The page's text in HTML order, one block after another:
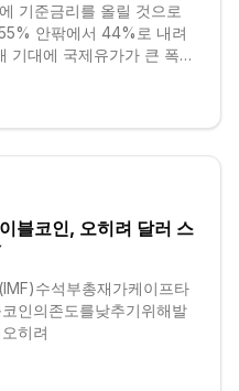
기준금리를 올릴 것으로
안팎에서 44%로 내려
기대에 국제유가가 큰 폭으
블코인, 오히려 달러 스
수석부총재가케이프타
인의존도를낮추기위해발
히려